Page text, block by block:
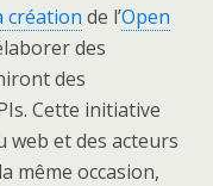
création de l’Open
des
des
Cette initiative
web et des acteurs
même occasion,